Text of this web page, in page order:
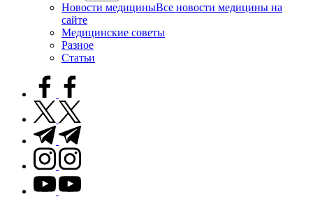
Новости медициныВсе новости медицины на
сайте
Медицинские советы
Разное
Статьи
facebook.com
twitter.com
t.me
instagram.com
youtube.com